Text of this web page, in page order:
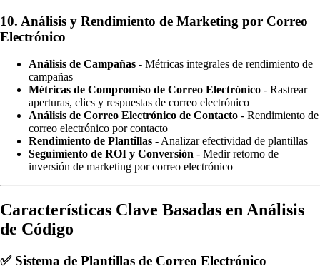
10. Análisis y Rendimiento de Marketing por Correo
Electrónico
Análisis de Campañas - Métricas integrales de rendimiento de
campañas
Métricas de Compromiso de Correo Electrónico - Rastrear
aperturas, clics y respuestas de correo electrónico
Análisis de Correo Electrónico de Contacto - Rendimiento de
correo electrónico por contacto
Rendimiento de Plantillas - Analizar efectividad de plantillas
Seguimiento de ROI y Conversión - Medir retorno de
inversión de marketing por correo electrónico
Características Clave Basadas en Análisis
de Código
✅ Sistema de Plantillas de Correo Electrónico